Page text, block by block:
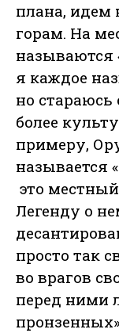
плана, идем
горам. На
называются
я каждое
но стараюсь
более
примеру,
называется
это
Легенду о
просто так
во врагов
перед ними